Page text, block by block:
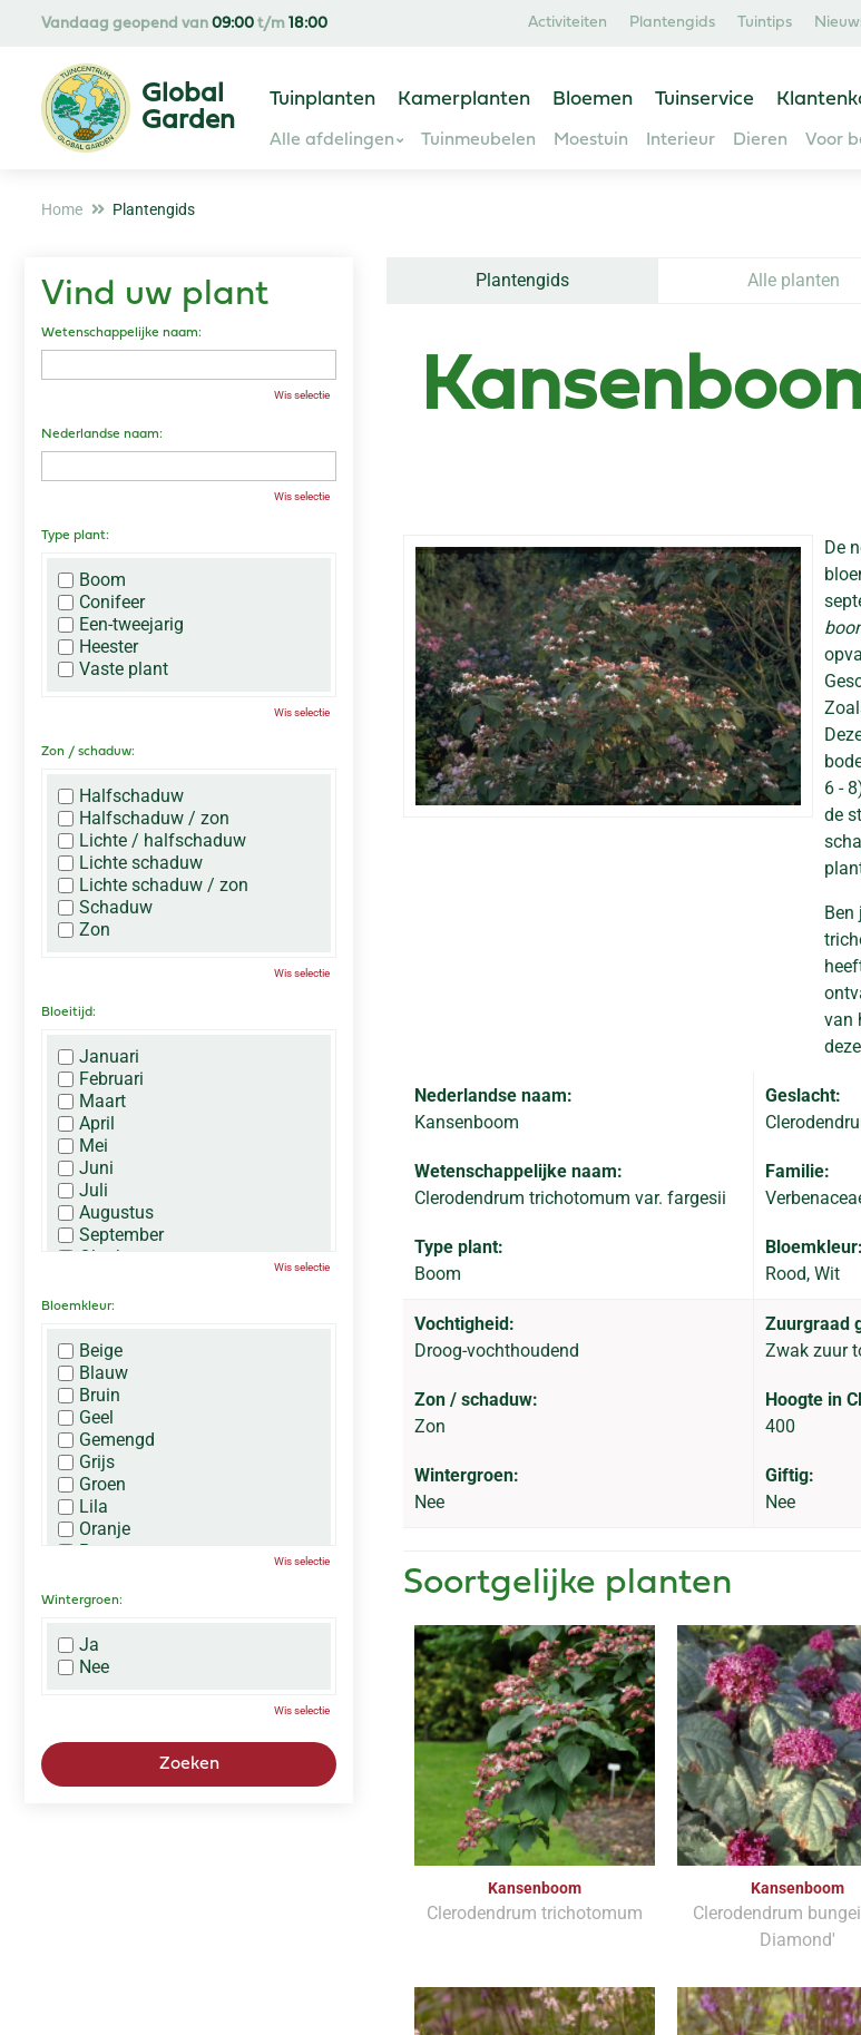
Home Plantengids
Vandaag geopend van 09:00 t/m 18:00 Activiteiten Plantengids Tuintips
Tuinplanten Kamerplanten Bloemen Tuinservice
Alle afdelingen Tuinmeubelen Moestuin Interieur Dieren Voor
Plantengids Alle planten
De
6 -
de
Ben
van
Nederlandse naam:
Kansenboom
Wetenschappelijke naam:
Clerodendrum trichotomum var. fargesii
Type plant:
Boom
Geslacht:
Familie:
Bloemkleur:
Rood, Wit
Vochtigheid:
Droog-vochthoudend
Zon / schaduw:
Zon
Wintergroen:
Nee
Zuurgraad
Zwak zuur
Hoogte in
400
Giftig:
Nee
Soortgelijke planten
Kansenboom
Clerodendrum trichotomum
Kansenboom
Clerodendrum
Diamond'
Vind uw plant
Wetenschappelijke naam:
Wis selectie
Nederlandse naam:
Wis selectie
Type plant:
Boom
Conifeer
Een-tweejarig
Heester
Vaste plant
Wis selectie
Zon / schaduw:
Halfschaduw
Halfschaduw / zon
Lichte / halfschaduw
Lichte schaduw
Lichte schaduw / zon
Schaduw
Zon
Wis selectie
Bloeitijd:
Januari
Februari
Maart
April
Mei
Juni
Juli
Augustus
September
Oktober
December
Wis selectie
Bloemkleur:
Beige
Blauw
Bruin
Geel
Gemengd
Grijs
Groen
Lila
Oranje
Paars
Roze
Zwart
Wis selectie
Wintergroen:
Ja
Nee
Wis selectie